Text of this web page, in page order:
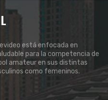
está enfocada en
para la competencia de
amateur en sus distintas
como femeninos.